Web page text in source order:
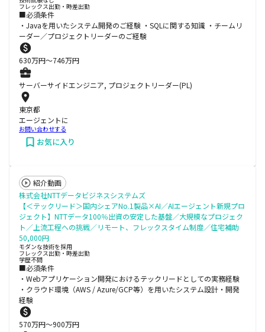
フレックス出勤・時差出勤
■必須条件
・Javaを用いたシステム開発のご経験 ・SQLに関する知識 ・チームリ
ーダー／プロジェクトリーダーのご経験
630万円〜746万円
サーバーサイドエンジニア, プロジェクトリーダー(PL)
東京都
エージェントに
お問い合わせする
お気に入り
紹介動画
株式会社NTTデータビジネスシステムズ
【＜テックリード＞国内シェアNo.1製品×AI／AIエージェント新規プロ
ジェクト】NTTデータ100％出資の安定した基盤／大規模なプロジェク
ト／上流工程への挑戦／リモート、フレックスタイム制度／住宅補助
50,000円
モダンな技術を採用
フレックス出勤・時差出勤
学歴不問
■必須条件
・Webアプリケーション開発におけるテックリードとしての実務経験
・クラウド環境（AWS / Azure/GCP等）を用いたシステム設計・開発
経験
570万円〜900万円